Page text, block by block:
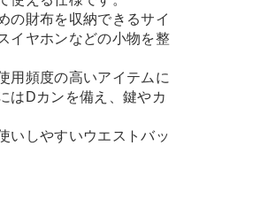
の財布を収納できるサイ
イヤホンなどの小物を整
用頻度の高いアイテムに
はDカンを備え、鍵やカ
いしやすいウエストバッ